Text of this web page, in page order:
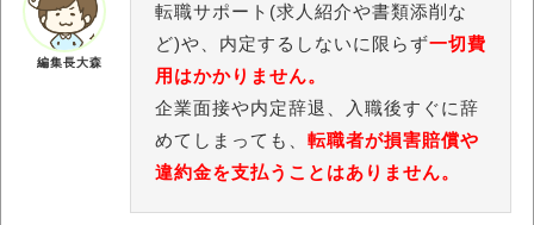
編集長大森
転職サポート(求人紹介や書類添削な
ど)や、内定するしないに限らず一切費
用はかかりません。
企業面接や内定辞退、入職後すぐに辞
めてしまっても、 転職者が損害賠償や
違約金を支払うことはありません。